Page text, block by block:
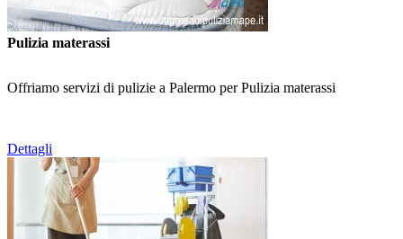
Pulizia materassi
Offriamo servizi di pulizie a Palermo per Pulizia materassi
Dettagli